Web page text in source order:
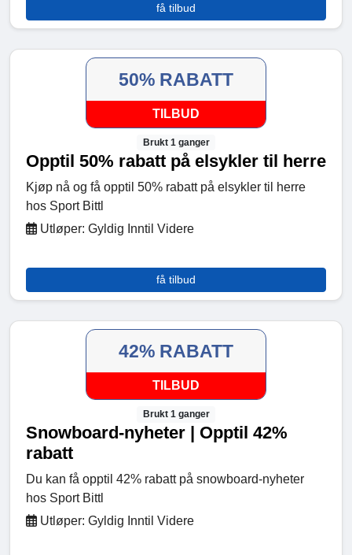
få tilbud
50% RABATT
TILBUD
Brukt 1 ganger
Opptil 50% rabatt på elsykler til herre
Kjøp nå og få opptil 50% rabatt på elsykler til herre
hos Sport Bittl
Utløper: Gyldig Inntil Videre
få tilbud
42% RABATT
TILBUD
Brukt 1 ganger
Snowboard-nyheter | Opptil 42%
rabatt
Du kan få opptil 42% rabatt på snowboard-nyheter
hos Sport Bittl
Utløper: Gyldig Inntil Videre